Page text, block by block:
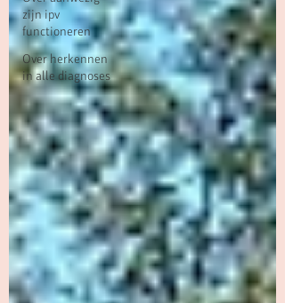
zijn ipv
functioneren
Over herkennen
in alle diagnoses